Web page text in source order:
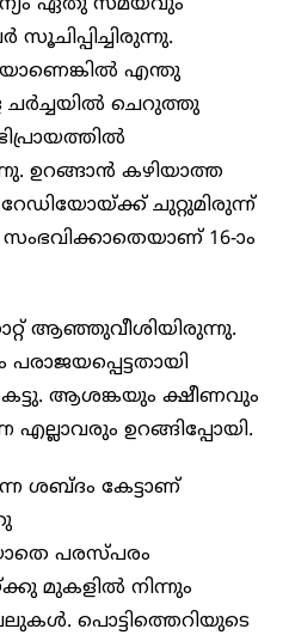
സൂചിപ്പിച്ചിരുന്നു.
എന്തു
ചർച്ചയിൽ ചെറുത്തു
ഉറങ്ങാൻ കഴിയാത്ത
ചുറ്റുമിരുന്ന്
സംഭവിക്കാതെയാണ് 16-ാം
ആഞ്ഞുവീശിയിരുന്നു.
പരാജയപ്പെട്ടതായി
ആശങ്കയും ക്ഷീണവും
ഉറങ്ങിപ്പോയി.
ശബ്ദം കേട്ടാണ്
പരസ്പരം
മുകളിൽ നിന്നും
പൊട്ടിത്തെറിയുടെ